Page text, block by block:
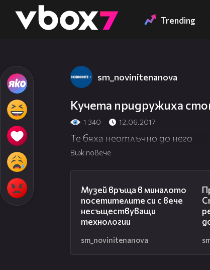
👾 Trending
sm_novinitenanova
Кучета придружиха
1 340 12.06.2017
Те бяха неотлъчно до него
Виж повече
Музей връща в миналото
посетителите си с вече
несъществуващи
технологии
sm_novinitenanova